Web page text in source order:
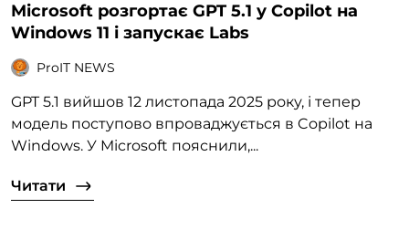
Microsoft розгортає GPT 5.1 у Copilot на
Windows 11 і запускає Labs
ProIT NEWS
GPT 5.1 вийшов 12 листопада 2025 року, і тепер
модель поступово впроваджується в Copilot на
Windows. У Microsoft пояснили,...
Читати